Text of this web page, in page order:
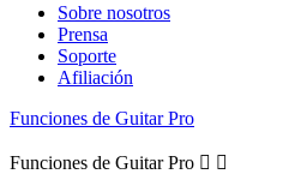
Sobre nosotros
Prensa
Soporte
Afiliación
Funciones de Guitar Pro
Funciones de Guitar Pro  